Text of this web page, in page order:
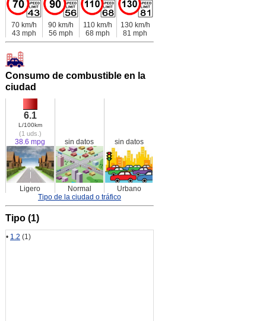
70 km/h
43 mph
90 km/h
56 mph
110 km/h
68 mph
130 km/h
81 mph
Consumo de combustible en la
ciudad
6.1
L/100km
(1 uds.)
38.6 mpg sin datos sin datos
Ligero Normal
Urbano
Tipo de la ciudad o tráfico
Tipo (1)
• 1.2 (1)